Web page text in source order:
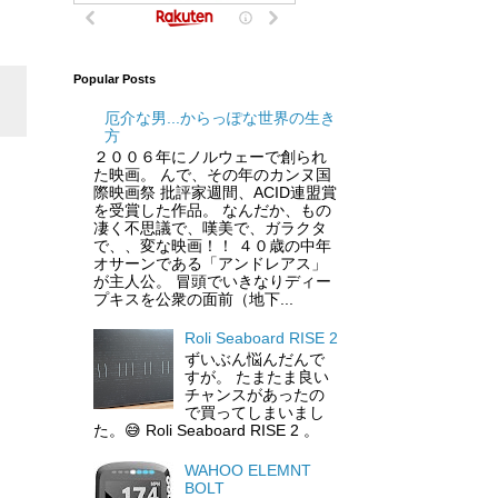
Popular Posts
厄介な男...からっぽな世界の生き
方
２００６年にノルウェーで創られ
た映画。 んで、その年のカンヌ国
際映画祭 批評家週間、ACID連盟賞
を受賞した作品。 なんだか、もの
凄く不思議で、嘆美で、ガラクタ
で、、変な映画！！ ４０歳の中年
オサーンである「アンドレアス」
が主人公。 冒頭でいきなりディー
プキスを公衆の面前（地下...
Roli Seaboard RISE 2
ずいぶん悩んだんで
すが。 たまたま良い
チャンスがあったの
で買ってしまいまし
た。😅 Roli Seaboard RISE 2 。
WAHOO ELEMNT
BOLT